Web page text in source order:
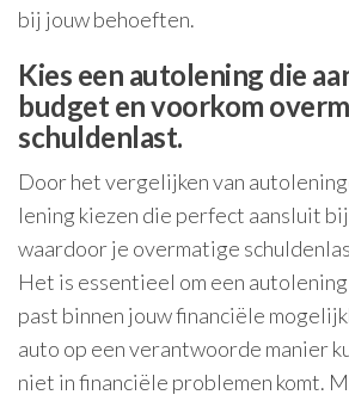
bij jouw behoeften.
Kies een autolening die
budget en voorkom
schuldenlast.
Door het vergelijken van
lening kiezen die perfect aansluit
waardoor je overmatige
Het is essentieel om een
past binnen jouw financiële
auto op een verantwoorde manier
niet in financiële problemen komt.